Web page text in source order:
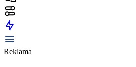
Reklama